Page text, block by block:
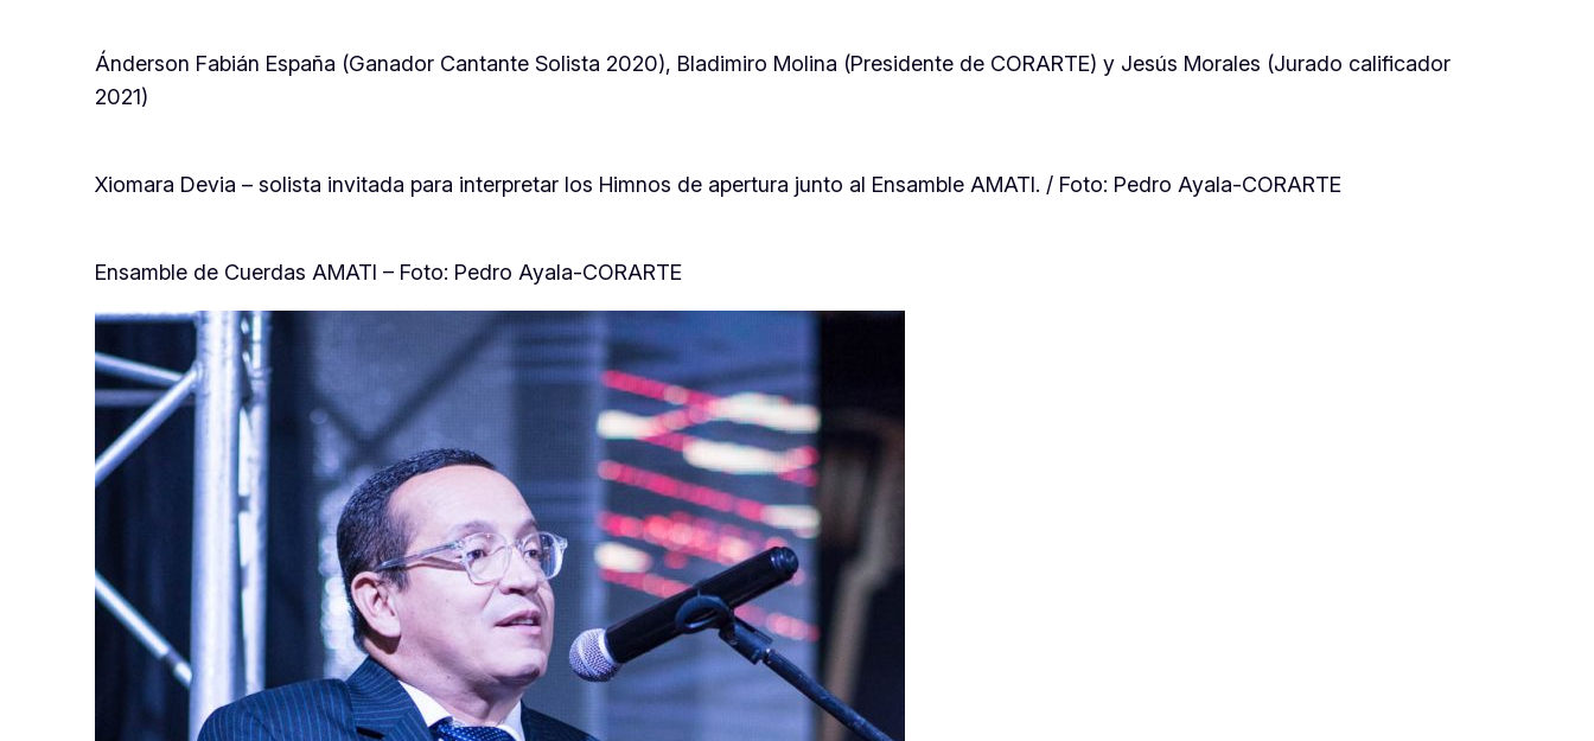
Ánderson Fabián España (Ganador Cantante Solista 2020), Bladimiro Molina (Presidente de CORARTE) y Jesús Morales (Jurado calificador
2021)
Xiomara Devia – solista invitada para interpretar los Himnos de apertura junto al Ensamble AMATI. / Foto: Pedro Ayala-CORARTE
Ensamble de Cuerdas AMATI – Foto: Pedro Ayala-CORARTE